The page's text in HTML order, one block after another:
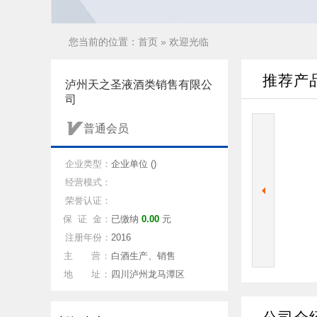
您当前的位置： 首页 » 欢迎光临
泸州天之圣液酒类销售有限公
司
普通会员
企业类型： 企业单位 ()
经营模式：
荣誉认证：
保 证 金： 已缴纳 0.00 元
注册年份： 2016
主 营： 白酒生产、销售
地 址： 四川泸州龙马潭区
推荐产